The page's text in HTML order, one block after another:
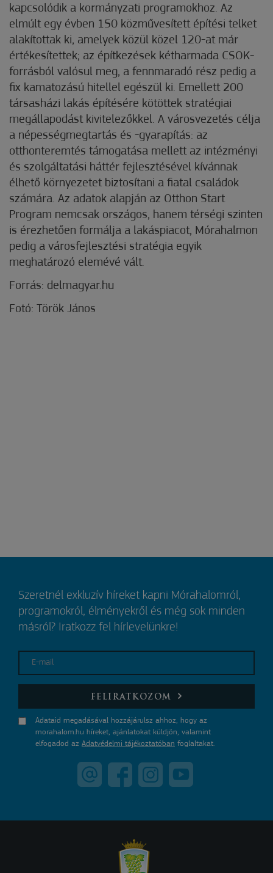
kapcsolódik a kormányzati programokhoz. Az
elmúlt egy évben 150 közművesített építési telket
alakítottak ki, amelyek közül közel 120-at már
értékesítettek; az építkezések kétharmada CSOK-
forrásból valósul meg, a fennmaradó rész pedig a
fix kamatozású hitellel egészül ki. Emellett 200
társasházi lakás építésére kötöttek stratégiai
megállapodást kivitelezőkkel. A városvezetés célja
a népességmegtartás és -gyarapítás: az
otthonteremtés támogatása mellett az intézményi
és szolgáltatási háttér fejlesztésével kívánnak
élhető környezetet biztosítani a fiatal családok
számára. Az adatok alapján az Otthon Start
Program nemcsak országos, hanem térségi szinten
is érezhetően formálja a lakáspiacot, Mórahalmon
pedig a városfejlesztési stratégia egyik
meghatározó elemévé vált.
Forrás: delmagyar.hu
Fotó: Török János
Szeretnél exkluzív híreket kapni Mórahalomról,
programokról, élményekről és még sok minden
másról? Iratkozz fel hírlevelünkre!
E-mail
FELIRATKOZOM
Adataid megadásával hozzájárulsz ahhoz, hogy az
morahalom.hu híreket, ajánlatokat küldjön, valamint
elfogadod az Adatvédelmi tájékoztatóban foglaltakat.